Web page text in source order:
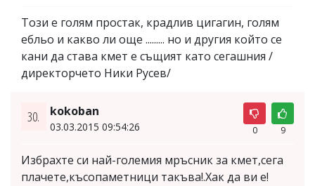
Този е голям простак, крадлив цигагин, голям
ебльо и какво ли още ......... но и другия който се
кани да става кмет е същият като сегашния /
директорчето Ники Русев/
30. kokoban
03.03.2015 09:54:26 0 9
Избрахте си най-големия мръсник за кмет,сега
плачете,късопаметници такъва!.Хак да ви е!